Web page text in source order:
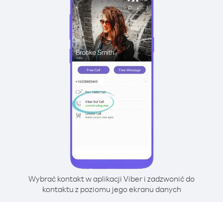
Wybrać kontakt w aplikacji Viber i zadzwonić do
kontaktu z poziomu jego ekranu danych